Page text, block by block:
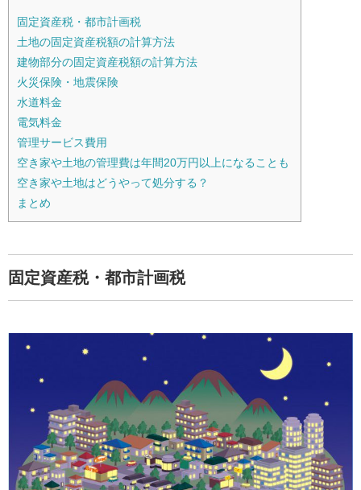
固定資産税・都市計画税
土地の固定資産税額の計算方法
建物部分の固定資産税額の計算方法
火災保険・地震保険
水道料金
電気料金
管理サービス費用
空き家や土地の管理費は年間20万円以上になることも
空き家や土地はどうやって処分する？
まとめ
固定資産税・都市計画税